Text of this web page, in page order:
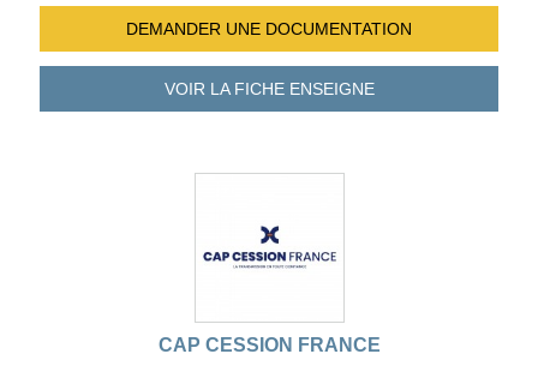
DEMANDER UNE DOCUMENTATION
VOIR LA FICHEENSEIGNE
CAP CESSION FRANCE